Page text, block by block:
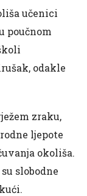
učenici
poučnom
odakle
zraku,
ljepote
okoliša.
slobodne